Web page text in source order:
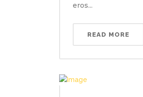
eros...
READ MORE